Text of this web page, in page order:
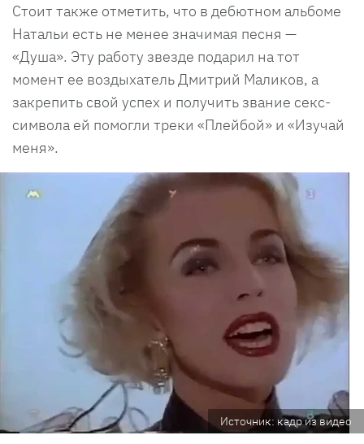
Стоит также отметить, что в дебютном альбоме
Натальи есть не менее значимая песня —
«Душа». Эту работу звезде подарил на тот
момент ее воздыхатель Дмитрий Маликов, а
закрепить свой успех и получить звание секс-
символа ей помогли треки «Плейбой» и «Изучай
меня».
Источник: кадр из видео